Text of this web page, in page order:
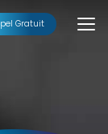
Gratuit